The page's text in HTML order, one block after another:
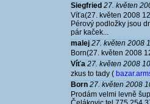
Siegfried 27. květen
Víťa(27. květen 2008
Pérový podložky jsou
pár kaček...
malej 27. květen 2008
Born(27. květen 2008
Víťa 27. květen 2008
zkus to tady (
Born 27. květen 2008
Prodám velmi levně